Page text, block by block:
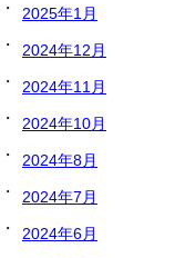
2025年1月
2024年12月
2024年11月
2024年10月
2024年8月
2024年7月
2024年6月